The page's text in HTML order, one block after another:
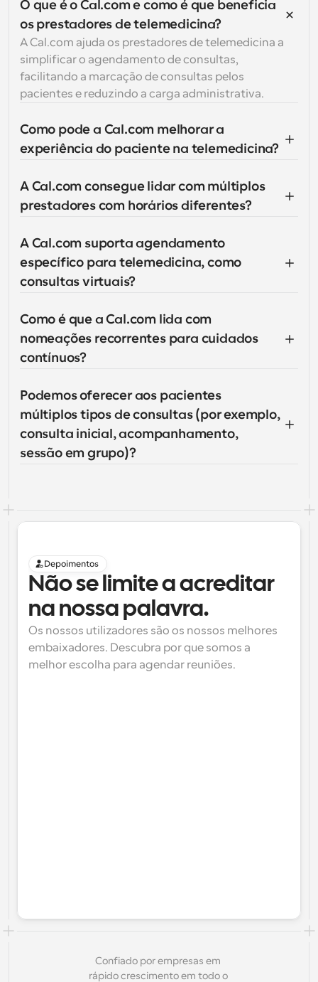
O que é o Cal.com e como é que beneficia
os prestadores de telemedicina?
A Cal.com ajuda os prestadores de telemedicina a
simplificar o agendamento de consultas,
facilitando a marcação de consultas pelos
pacientes e reduzindo a carga administrativa.
Como pode a Cal.com melhorar a
experiência do paciente na telemedicina?
A Cal.com consegue lidar com múltiplos
prestadores com horários diferentes?
A Cal.com suporta agendamento
específico para telemedicina, como
consultas virtuais?
Como é que a Cal.com lida com
nomeações recorrentes para cuidados
contínuos?
Podemos oferecer aos pacientes
múltiplos tipos de consultas (por exemplo,
consulta inicial, acompanhamento,
sessão em grupo)?
Depoimentos
Não se limite a acreditar
na nossa palavra.
Os nossos utilizadores são os nossos melhores
embaixadores. Descubra por que somos a
melhor escolha para agendar reuniões.
Confiado por empresas em
rápido crescimento em todo o